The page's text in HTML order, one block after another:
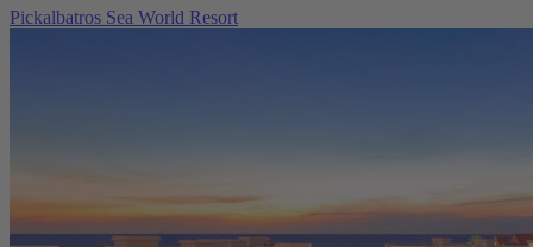
Pickalbatros Sea World Resort